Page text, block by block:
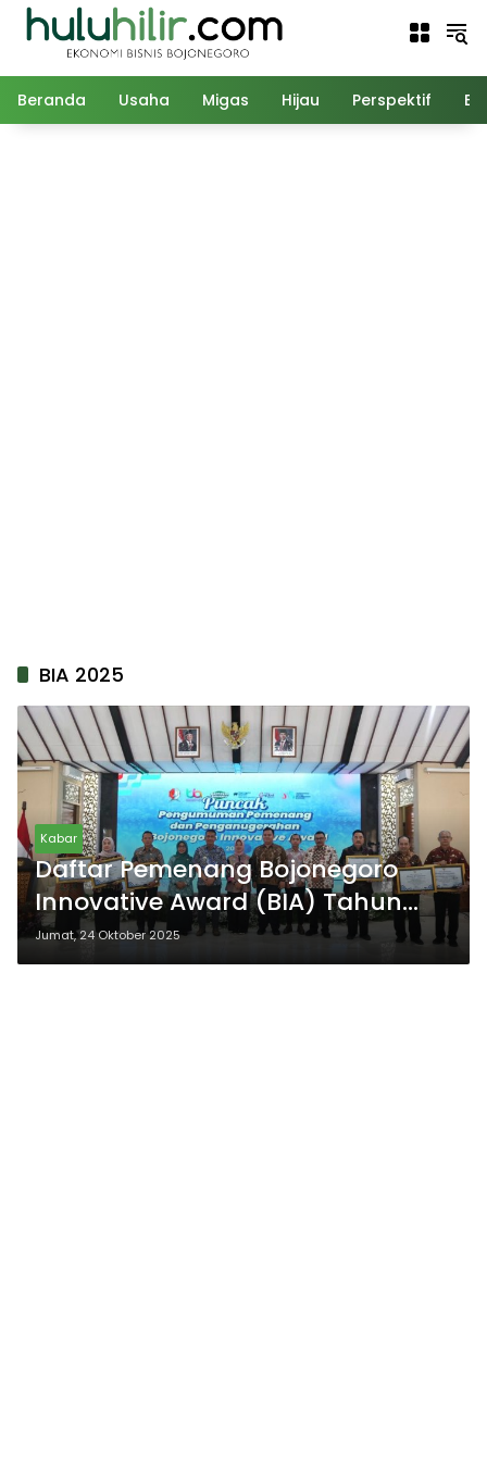
Langsung
Beranda Usaha Migas Hijau Perspektif
BIA 2025
Kabar
Daftar Pemenang Bojonegoro
Innovative Award (BIA) Tahun
2025
Jumat, 24 Oktober 2025